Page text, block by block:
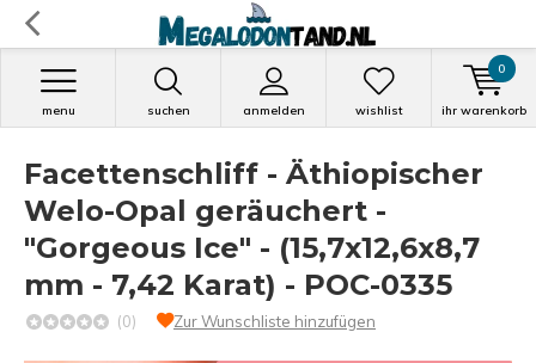
suchen anmelden
menu wishlist ihr warenkorb
0
Facettenschliff - Äthiopischer
Welo-Opal geräuchert -
"Gorgeous Ice" - (15,7x12,6x8,7
mm - 7,42 Karat) - POC-0335
(0) Zur Wunschliste hinzufügen